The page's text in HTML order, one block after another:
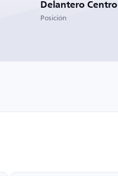
Delantero Centro
Posición